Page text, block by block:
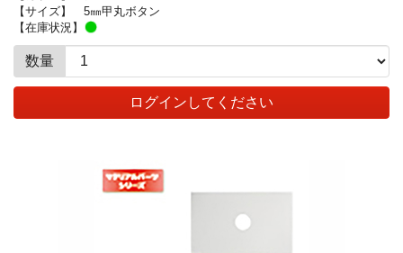
【サイズ】
5㎜甲丸ボタン
【在庫状況】
数量
ログインしてください